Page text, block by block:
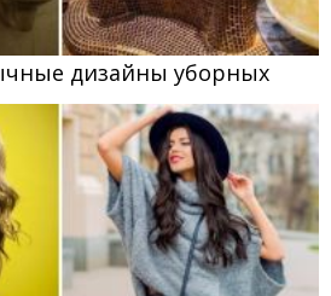
дизайны уборных